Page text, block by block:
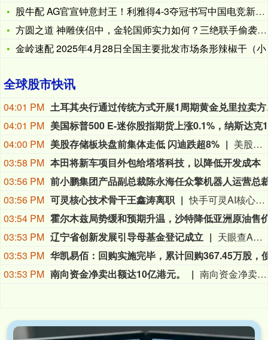
股牛配 AG官宣钟意封王！利雅得4-3夺冠书写中国电竞新历史
方圆之道 神雕侠侣中，金轮国师实力如何？三绝联手偷袭才能制服
金岭速配 2025年4月28日全国主要批发市场条形辣椒干（小
全球股市快讯
04:01 PM
土耳其
04:01 PM
04:00 PM 美股存储板块盘前集体走低 闪迪跌超8%
美股存储板块盘前集体走低。闪迪跌超8%，公司给出下一财季的营收指引区间为103亿至108亿美元，不及市场预期。西部数据近12%，SK海力士跌近6%，美光科技跌近3%。
03:58 PM 本田将新车项目外包给塔塔科技，以降低开发成本
03:56 PM
03:56 PM 可灵核心技术骨干王鑫涛离职
快手可灵AI核心技术骨干王鑫涛离职。目前快手及王鑫涛本人均未对此人事变动做出官方回应。（雷峰网）
03:54 PM
03:53 PM 辽宁省创新发展引导母基金登记成立
天眼查App显示，近日，辽宁省创新发展引导母基金合伙企业（有限合伙）成立，执行事务合伙人为辽宁财金私募基金管理有限公司，出资额300亿人民币，经营范围为以自有资金从事投资活动，由辽宁基金投资有限公司、辽宁国质投资有限责任公司等共同出资。
03:53 PM
03:53 PM 南向资金净卖出额达10亿港元。 南向资金净卖出额达10亿港元。